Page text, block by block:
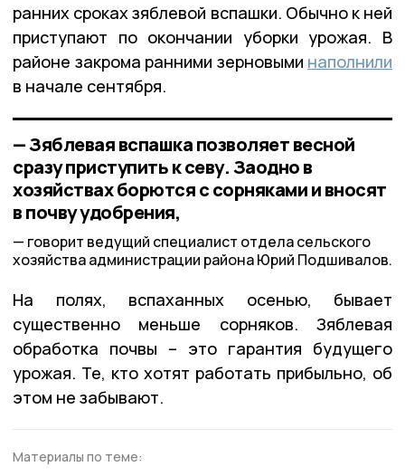
ранних сроках зяблевой вспашки. Обычно к ней
приступают по окончании уборки урожая. В
районе закрома ранними зерновыми наполнили
в начале сентября.
— Зяблевая вспашка позволяет весной
сразу приступить к севу. Заодно в
хозяйствах борются с сорняками и вносят
в почву удобрения,
говорит ведущий специалист отдела сельского
хозяйства администрации района Юрий Подшивалов.
На полях, вспаханных осенью, бывает
существенно меньше сорняков. Зяблевая
обработка почвы – это гарантия будущего
урожая. Те, кто хотят работать прибыльно, об
этом не забывают.
Материалы по теме: